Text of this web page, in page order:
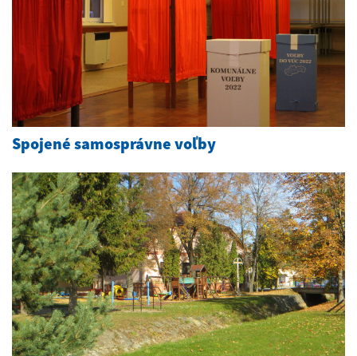
Spojené samosprávne voľby